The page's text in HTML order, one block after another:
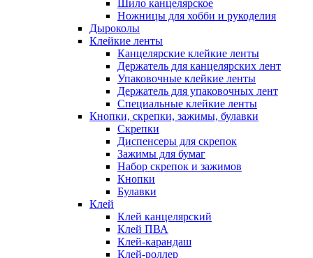
Шило канцелярское
Ножницы для хобби и рукоделия
Дыроколы
Клейкие ленты
Канцелярские клейкие ленты
Держатель для канцелярских лент
Упаковочные клейкие ленты
Держатель для упаковочных лент
Специальные клейкие ленты
Кнопки, скрепки, зажимы, булавки
Скрепки
Диспенсеры для скрепок
Зажимы для бумаг
Набор скрепок и зажимов
Кнопки
Булавки
Клей
Клей канцелярский
Клей ПВА
Клей-карандаш
Клей-роллер